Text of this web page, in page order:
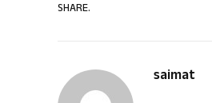
SHARE.
saimat